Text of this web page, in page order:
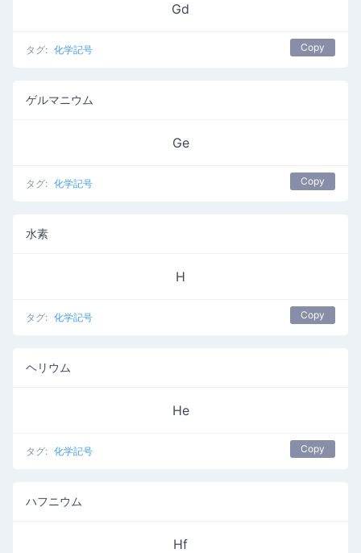
Gd
タグ: 化学記号 Copy
ゲルマニウム
Ge
タグ: 化学記号 Copy
水素
H
タグ: 化学記号 Copy
ヘリウム
He
タグ: 化学記号 Copy
ハフニウム
Hf